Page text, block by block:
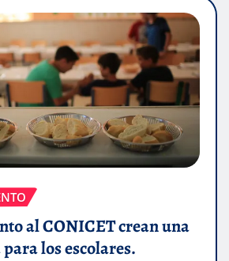
al CONICET crean una
los escolares.